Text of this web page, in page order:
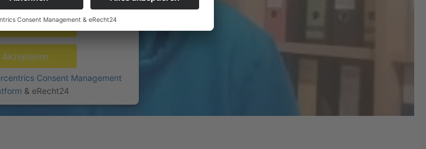
Informationen
Akzeptieren
Consent Management
& eRecht24